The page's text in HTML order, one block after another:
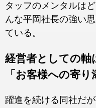
タッフのメンタルは
んな平岡社長の強い
ている。
経営者としての軸
「お客様への寄り
躍進を続ける同社だ